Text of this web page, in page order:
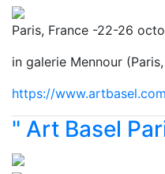
Paris, France -22-26
in galerie Mennour
https://
" Art Basel